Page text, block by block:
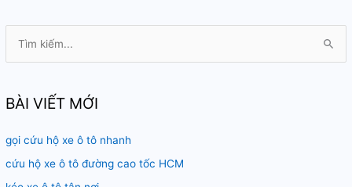
k
ế
m
:
BÀI VIẾT MỚI
gọi cứu hộ xe ô tô nhanh
cứu hộ xe ô tô đường cao tốc HCM
9